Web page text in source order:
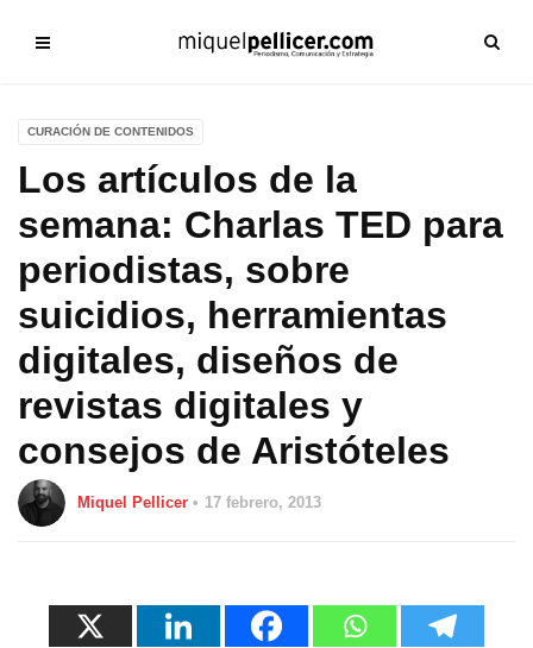
CURACIÓN DE CONTENIDOS
Los artículos de la
semana: Charlas TED para
periodistas, sobre
suicidios, herramientas
digitales, diseños de
revistas digitales y
consejos de Aristóteles
Miquel Pellicer 17 febrero, 2013